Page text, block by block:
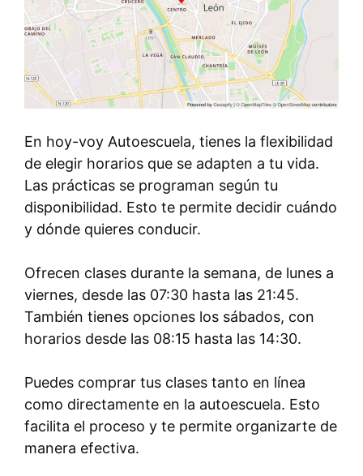
En hoy-voy Autoescuela, tienes la flexibilidad
de elegir horarios que se adapten a tu vida.
Las prácticas se programan según tu
disponibilidad. Esto te permite decidir cuándo
y dónde quieres conducir.
Ofrecen clases durante la semana, de lunes a
viernes, desde las 07:30 hasta las 21:45.
También tienes opciones los sábados, con
horarios desde las 08:15 hasta las 14:30.
Puedes comprar tus clases tanto en línea
como directamente en la autoescuela. Esto
facilita el proceso y te permite organizarte de
manera efectiva.